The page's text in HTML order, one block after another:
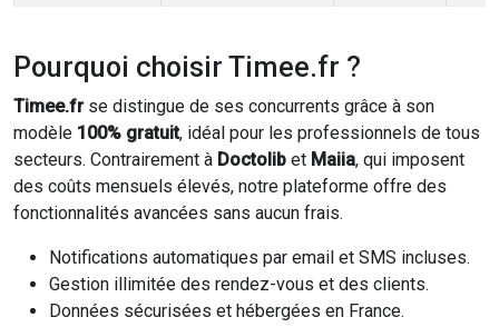
Pourquoi choisir Timee.fr ?
Timee.frse distingue de ses concurrents grâce à son
modèle 100% gratuit, idéal pour les professionnels de tous
secteurs. Contrairement à Doctolib et Maiia, qui imposent
des coûts mensuels élevés, notre plateforme offre des
fonctionnalités avancées sans aucun frais.
Notifications automatiques par email et SMS incluses.
Gestion illimitée des rendez-vous et des clients.
Données sécurisées et hébergées en France.